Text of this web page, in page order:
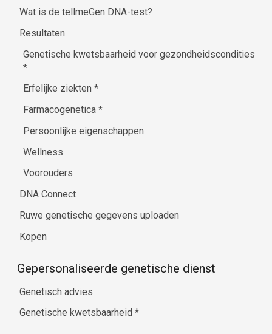
Wat is de tellmeGen DNA-test?
Resultaten
Genetische kwetsbaarheid voor gezondheidscondities
*
Erfelijke ziekten*
Farmacogenetica*
Persoonlijke eigenschappen
Wellness
Voorouders
DNA Connect
Ruwe genetische gegevens uploaden
Kopen
Gepersonaliseerde genetische dienst
Genetisch advies
Genetische kwetsbaarheid *